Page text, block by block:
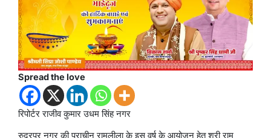
Spread the love
रिपोर्टर राजीव कुमार उधम सिंह नगर
रुद्रपुर नगर की प्राचीन रामलीला के इस वर्ष के आयोजन हेतु श्री राम